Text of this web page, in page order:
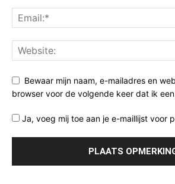
Bewaar mijn naam, e-mailadres en
browser voor de volgende keer dat ik
Ja, voeg mij toe aan je e-maillijst voor